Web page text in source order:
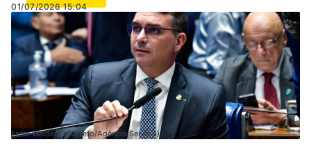
01/07/2026 15:04
Foto: Waldemir Barreto/Agência Senado)